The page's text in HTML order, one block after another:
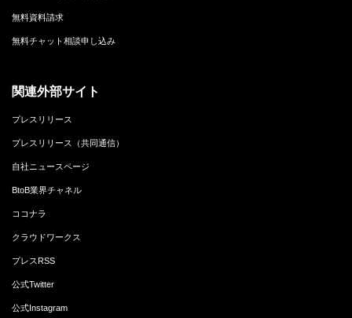
無料資料請求
無料チャット相談申し込み
関連外部サイト
プレスリリース
プレスリリース（共同通信）
自社ニュースページ
BtoB業界チャネル
ココナラ
クラウドワークス
プレスRSS
公式Twitter
公式Instagram